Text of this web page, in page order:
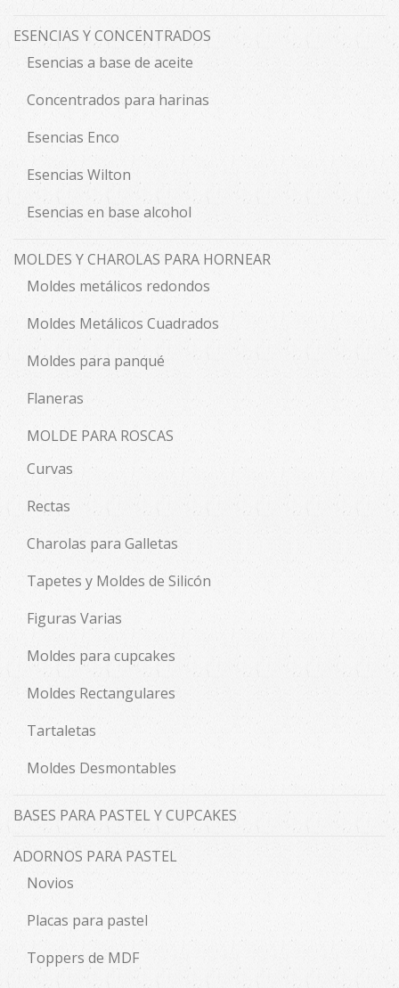
ESENCIAS Y CONCENTRADOS
Esencias a base de aceite
Concentrados para harinas
Esencias Enco
Esencias Wilton
Esencias en base alcohol
MOLDES Y CHAROLAS PARA HORNEAR
Moldes metálicos redondos
Moldes Metálicos Cuadrados
Moldes para panqué
Flaneras
MOLDE PARA ROSCAS
Curvas
Rectas
Charolas para Galletas
Tapetes y Moldes de Silicón
Figuras Varias
Moldes para cupcakes
Moldes Rectangulares
Tartaletas
Moldes Desmontables
BASES PARA PASTEL Y CUPCAKES
ADORNOS PARA PASTEL
Novios
Placas para pastel
Toppers de MDF